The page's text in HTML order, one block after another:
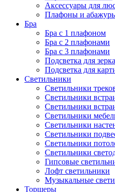
Аксессуары для
Плафоны и
Бра
Бра с 1 плафоном
Бра с 2 плафонами
Бра с 3 плафонами
Подсветка для
Подсветка для
Светильники
Светильники
Светильники
Светильники
Светильники
Светильники
Светильники
Светильники
Светильники
Гипсовые
Лофт светильники
Музыкальные
Торшеры